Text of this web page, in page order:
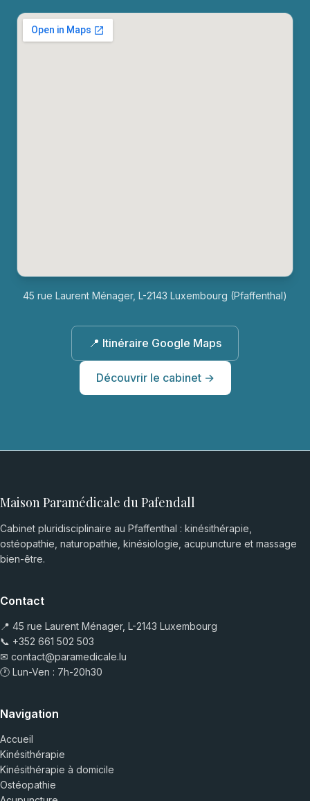
45 rue Laurent Ménager, L-2143 Luxembourg (Pfaffenthal)
📍 Itinéraire Google Maps
Découvrir le cabinet →
Maison Paramédicale du Pafendall
Cabinet pluridisciplinaire au Pfaffenthal : kinésithérapie,
ostéopathie, naturopathie, kinésiologie, acupuncture et massage
bien-être.
Contact
📍 45 rue Laurent Ménager, L-2143 Luxembourg
📞 +352 661 502 503
✉ contact@paramedicale.lu
🕐 Lun-Ven : 7h-20h30
Navigation
Accueil
Kinésithérapie
Kinésithérapie à domicile
Ostéopathie